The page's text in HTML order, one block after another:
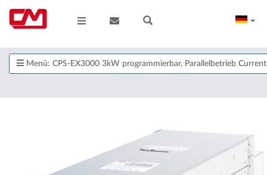
Menü: CPS-EX3000 3kW programmierbar, Parallelbetrieb